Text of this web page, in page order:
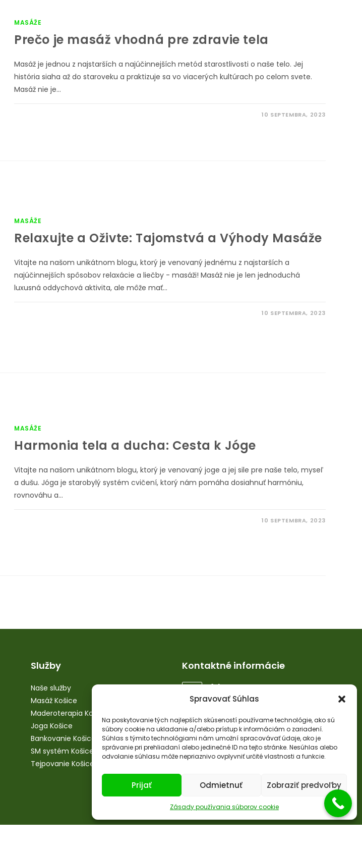
Spravovať Súhlas
Na poskytovanie tých najlepších skúseností používame technológie, ako sú
súbory cookie na ukladanie a/alebo prístup k informáciám o zariadení.
Súhlas s týmito technológiami nám umožní spracovávať údaje, ako je
správanie pri prehliadaní alebo jedinečné ID na tejto stránke. Nesúhlas alebo
odvolanie súhlasu môže nepriaznivo ovplyvniť určité vlastnosti a funkcie.
Prijať Odmietnuť Zobraziť predvoľby
Zásady používania súborov cookie
MASÁŽE
Prečo je masáž vhodná pre zdravie tela
Masáž je jednou z najstarších a najúčinnejších metód starostlivosti o naše telo. Jej
história siaha až do staroveku a praktizuje sa vo viacerých kultúrach po celom svete.
Masáž nie je…
10 SEPTEMBRA, 2023
MASÁŽE
Relaxujte a Oživte: Tajomstvá a Výhody Masáže
Vitajte na našom unikátnom blogu, ktorý je venovaný jednému z najstarších a
najúčinnejších spôsobov relaxácie a liečby - masáži! Masáž nie je len jednoduchá
luxusná oddychová aktivita, ale môže mať…
10 SEPTEMBRA, 2023
MASÁŽE
Harmonia tela a ducha: Cesta k Jóge
Vitajte na našom unikátnom blogu, ktorý je venovaný joge a jej sile pre naše telo, myseľ
a dušu. Jóga je starobylý systém cvičení, ktorý nám pomáha dosiahnuť harmóniu,
rovnováhu a…
10 SEPTEMBRA, 2023
Služby
Naše služby
Masáž Košice
Maderoterapia Košice
Joga Košice
Bankovanie Košice
SM systém Košice
Tejpovanie Košice
Kontaktné informácie
Adresa:
Hroncová 3, 3. poschodie, č.d.
308, 040 01 Košice
Tel. číslo:
+421 948 617 300
Email: